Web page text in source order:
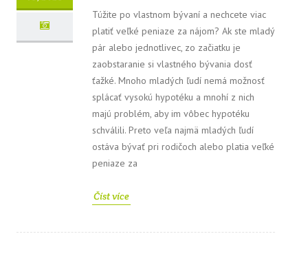
Túžite po vlastnom bývaní a nechcete viac
platiť veľké peniaze za nájom? Ak ste mladý
pár alebo jednotlivec, zo začiatku je
zaobstaranie si vlastného bývania dosť
ťažké. Mnoho mladých ľudí nemá možnosť
splácať vysokú hypotéku a mnohí z nich
majú problém, aby im vôbec hypotéku
schválili. Preto veľa najmä mladých ľudí
ostáva bývať pri rodičoch alebo platia veľké
peniaze za
Číst více